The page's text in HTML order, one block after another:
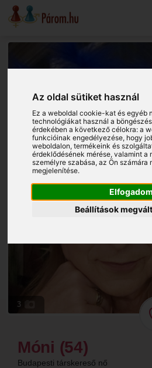
Az oldal sütiket használ
Ez a weboldal cookie-kat és egyéb
technológiákat használ a
érdekében a következő célokra:a
funkcióinak engedélyezése, hogy
weboldalon,termékeink és
érdeklődésének mérése, valamint a
személyre szabása,az Ön számára
megjelenítése.
Elfogadom
Beállítások
3
Móni (54)
Budapesti társkereső nő